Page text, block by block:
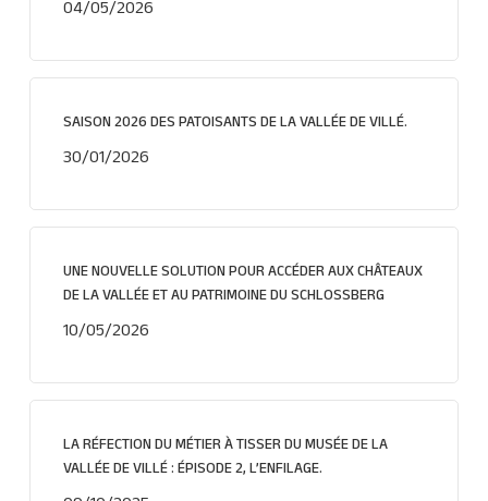
04/05/2026
SAISON 2026 DES PATOISANTS DE LA VALLÉE DE VILLÉ.
30/01/2026
UNE NOUVELLE SOLUTION POUR ACCÉDER AUX CHÂTEAUX
DE LA VALLÉE ET AU PATRIMOINE DU SCHLOSSBERG
10/05/2026
LA RÉFECTION DU MÉTIER À TISSER DU MUSÉE DE LA
VALLÉE DE VILLÉ : ÉPISODE 2, L’ENFILAGE.